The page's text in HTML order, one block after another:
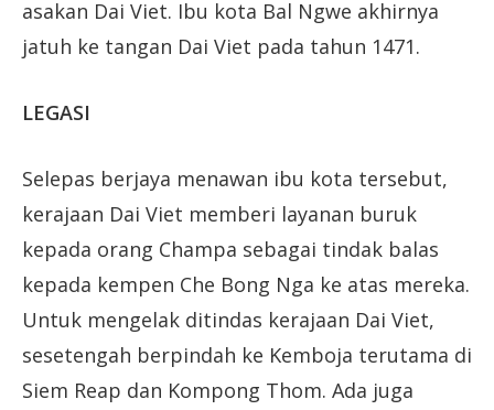
asakan Dai Viet. Ibu kota Bal Ngwe akhirnya
jatuh ke tangan Dai Viet pada tahun 1471.
LEGASI
Selepas berjaya menawan ibu kota tersebut,
kerajaan Dai Viet memberi layanan buruk
kepada orang Champa sebagai tindak balas
kepada kempen Che Bong Nga ke atas mereka.
Untuk mengelak ditindas kerajaan Dai Viet,
sesetengah berpindah ke Kemboja terutama di
Siem Reap dan Kompong Thom. Ada juga